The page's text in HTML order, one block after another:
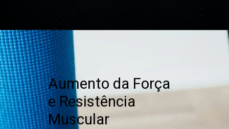
Aumento da Força
e Resistência
Muscular